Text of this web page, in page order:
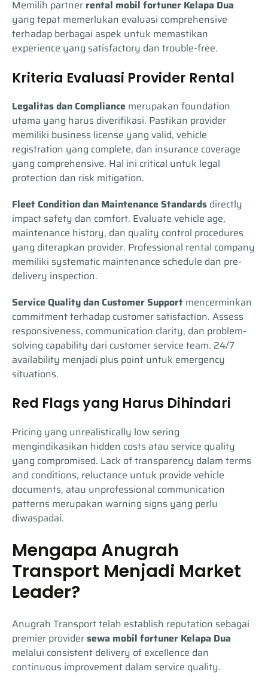
perjalanan yang aman dan menyenangkan.
kebijakan overtime dengan toleransi 1 jam
pertama gratis, kemudian dikenakan biaya
tambahan 10% dari tarif sewa. Asuransi
untuk memberikan perlindungan maksimal.
down payment untuk booking dan pelunasan
sebelum keberangkatan. Untuk pembatalan,
kami menerapkan kebijakan fleksibel dengan
menghindari penalti. Perubahan jadwal dapat
service sepanjang masih ada ketersediaan
unit. Semua transaksi dilengkapi dengan
receipt resmi dan dokumentasi lengkap untuk
keperluan administrasi perusahaan atau
pribadi. Sistem pembayaran digital kami
memungkinkan tracking transaksi real-time
Memilih partner rental mobil fortuner Kelapa Dua
yang tepat memerlukan evaluasi comprehensive
terhadap berbagai aspek untuk memastikan
experience yang satisfactory dan trouble-free.
Kriteria Evaluasi Provider Rental
Legalitas dan Compliance merupakan foundation
utama yang harus diverifikasi. Pastikan provider
memiliki business license yang valid, vehicle
registration yang complete, dan insurance coverage
yang comprehensive. Hal ini critical untuk legal
protection dan risk mitigation.
Fleet Condition dan Maintenance Standards directly
impact safety dan comfort. Evaluate vehicle age,
maintenance history, dan quality control procedures
yang diterapkan provider. Professional rental company
memiliki systematic maintenance schedule dan pre-
delivery inspection.
Service Quality dan Customer Support mencerminkan
commitment terhadap customer satisfaction. Assess
responsiveness, communication clarity, dan problem-
solving capability dari customer service team. 24/7
availability menjadi plus point untuk emergency
situations.
Red Flags yang Harus Dihindari
Pricing yang unrealistically low sering
mengindikasikan hidden costs atau service quality
yang compromised. Lack of transparency dalam terms
and conditions, reluctance untuk provide vehicle
documents, atau unprofessional communication
patterns merupakan warning signs yang perlu
diwaspadai.
Mengapa Anugrah
Transport Menjadi Market
Leader?
Anugrah Transport telah establish reputation sebagai
premier providersewa mobil fortuner Kelapa Dua
melalui consistent delivery of excellence dan
continuous improvement dalam service quality.